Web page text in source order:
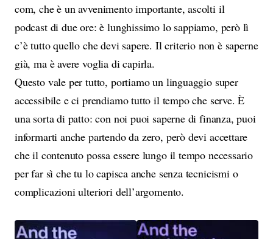
com, che è un avvenimento importante, ascolti il
podcast di due ore: è lunghissimo lo sappiamo, però lì
c’è tutto quello che devi sapere. Il criterio non è saperne
già, ma è avere voglia di capirla.
Questo vale per tutto, portiamo un linguaggio super
accessibile e ci prendiamo tutto il tempo che serve. È
una sorta di patto: con noi puoi saperne di finanza, puoi
informarti anche partendo da zero, però devi accettare
che il contenuto possa essere lungo il tempo necessario
per far sì che tu lo capisca anche senza tecnicismi o
complicazioni ulteriori dell’argomento.